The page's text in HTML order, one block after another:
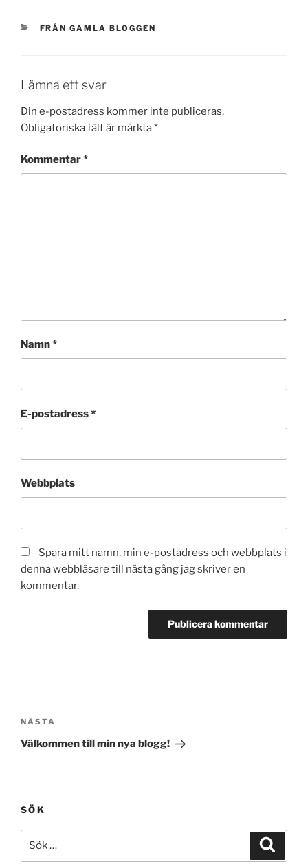
KATEGORIER
FRÅN GAMLA BLOGGEN
Lämna ett svar
Din e-postadress kommer inte publiceras.
Obligatoriska fält är märkta*
Kommentar*
Namn*
E-postadress*
Webbplats
Spara mitt namn, min e-postadress och webbplats i
denna webbläsare till nästa gång jag skriver en
kommentar.
Nästa
inlägg
NÄSTA
Välkommen till min nya blogg!
SÖK
efter: